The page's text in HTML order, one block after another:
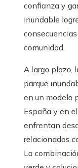
confianza y
inundable
comunidad.
A largo plazo,
parque
en un modelo
España y en
enfrentan
relacionados
La